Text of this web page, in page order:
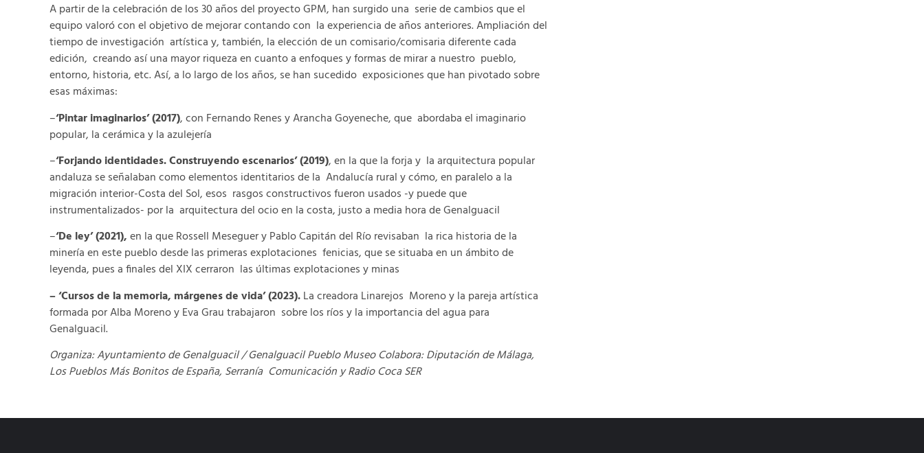
A partir de la celebración de los 30 años del proyecto GPM, han surgido una serie de cambios que el
equipo valoró con el objetivo de mejorar contando con la experiencia de años anteriores. Ampliación del
tiempo de investigación artística y, también, la elección de un comisario/comisaria diferente cada
edición, creando así una mayor riqueza en cuanto a enfoques y formas de mirar a nuestro pueblo,
entorno, historia, etc. Así, a lo largo de los años, se han sucedido exposiciones que han pivotado sobre
esas máximas:
–‘Pintar imaginarios’ (2017), con Fernando Renes y Arancha Goyeneche, que abordaba el imaginario
popular, la cerámica y la azulejería
–‘Forjando identidades. Construyendo escenarios’ (2019), en la que la forja y la arquitectura popular
andaluza se señalaban como elementos identitarios de la Andalucía rural y cómo, en paralelo a la
migración interior-Costa del Sol, esos rasgos constructivos fueron usados -y puede que
instrumentalizados- por la arquitectura del ocio en la costa, justo a media hora de Genalguacil
–‘De ley’ (2021),en la que Rossell Meseguer y Pablo Capitán del Río revisaban la rica historia de la
minería en este pueblo desde las primeras explotaciones fenicias, que se situaba en un ámbito de
leyenda, pues a finales del XIX cerraron las últimas explotaciones y minas
– ‘Cursos de la memoria, márgenes de vida’ (2023).La creadora Linarejos Moreno y la pareja artística
formada por Alba Moreno y Eva Grau trabajaron sobre los ríos y la importancia del agua para
Genalguacil.
Organiza: Ayuntamiento de Genalguacil / Genalguacil Pueblo Museo Colabora: Diputación de Málaga,
Los Pueblos Más Bonitos de España, Serranía Comunicación y Radio Coca SER